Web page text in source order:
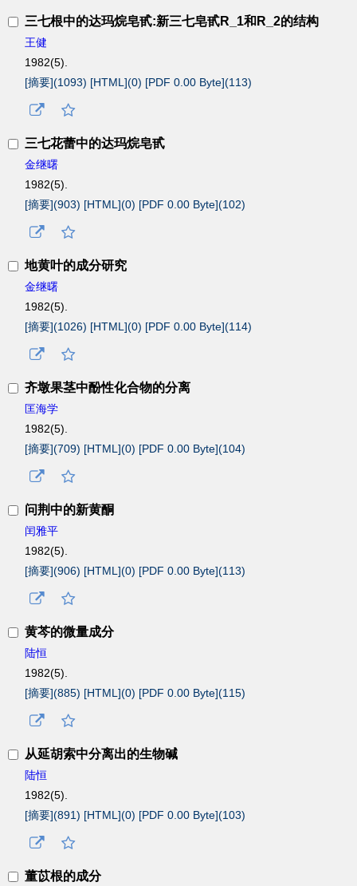
三七根中的达玛烷皂甙:新三七皂甙R_1和R_2的结构
王健
1982(5).
[摘要](1093) [HTML](0) [PDF 0.00 Byte](113)
三七花蕾中的达玛烷皂甙
金继曙
1982(5).
[摘要](903) [HTML](0) [PDF 0.00 Byte](102)
地黄叶的成分研究
金继曙
1982(5).
[摘要](1026) [HTML](0) [PDF 0.00 Byte](114)
齐墩果茎中酚性化合物的分离
匡海学
1982(5).
[摘要](709) [HTML](0) [PDF 0.00 Byte](104)
问荆中的新黄酮
闰雅平
1982(5).
[摘要](906) [HTML](0) [PDF 0.00 Byte](113)
黄芩的微量成分
陆恒
1982(5).
[摘要](885) [HTML](0) [PDF 0.00 Byte](115)
从延胡索中分离出的生物碱
陆恒
1982(5).
[摘要](891) [HTML](0) [PDF 0.00 Byte](103)
董苡根的成分